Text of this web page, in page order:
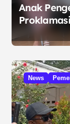
Anak
HUT RI
Prabowo
News